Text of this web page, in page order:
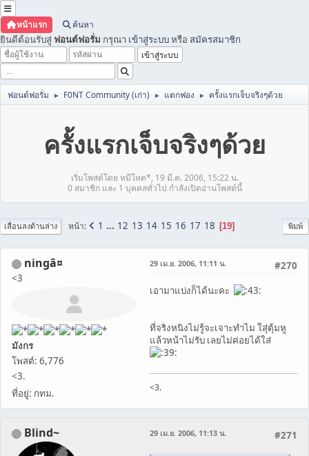
หน้าแรก ค้นหา
ยินดีต้อนรับสู่ ฟอนต์ฟอรั่ม กรุณา เข้าสู่ระบบหรือ สมัครสมาชิก
ฟอนต์ฟอรั่ม ► F0NT Community (เก่า) ► แตกฟอง ► ครั้งแรกเจ็บจริงๆด้วย
ครั้งแรกเจ็บจริงๆด้วย
เริ่มโพสต์โดย หมีโหด*, 19 มี.ค. 2006, 15:22 น.
0 สมาชิก และ 1 บุคคลทั่วไป กำลังเปิดอ่านโพสต์นี้
พิมพ์
เลื่อนลงด้านล่าง หน้า 1 ... 12 13 14 15 16 17 18 19
ningâ¤
<3
มังกร
โพสต์: 6,776
<3.
ที่อยู่: กทม.
#270
29 เม.ย. 2006, 11:11 น.
เอามาแบ่งก็ได้นะคะ
ที่จริงหนิงไม่รู้จะเจาะทำไม ใสุ่ตุ้มหู
แล้วหน้าไม่รับ เลยไม่ค่อยได้ใส่
<3.
Blind~ #271
29 เม.ย. 2006, 11:13 น.